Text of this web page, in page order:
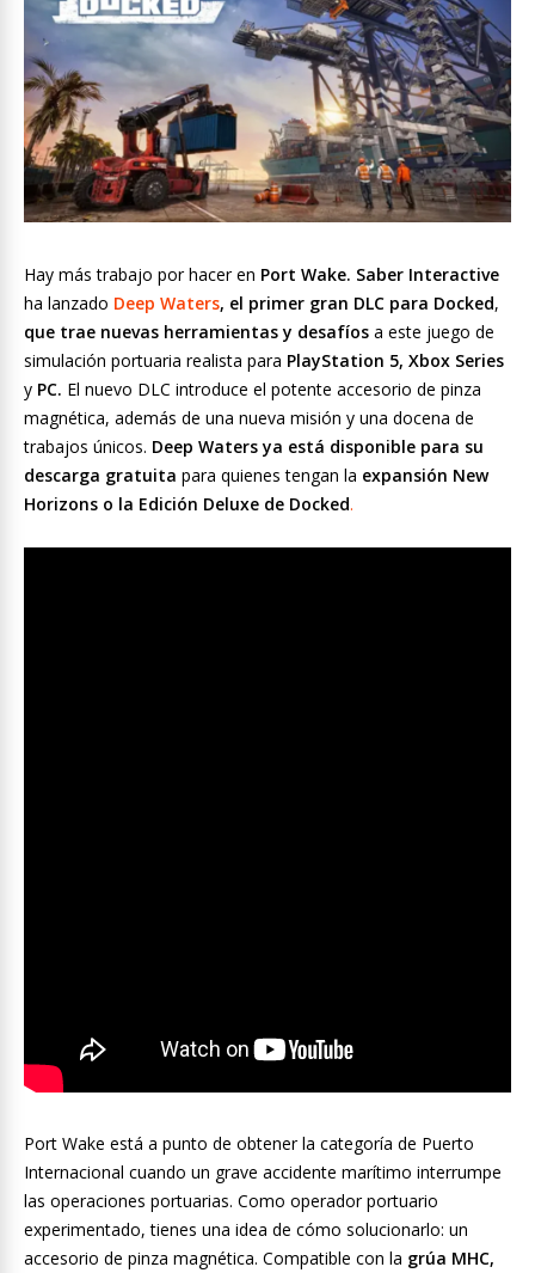
Hay más trabajo por hacer en Port Wake. Saber Interactive
ha lanzado Deep Waters, el primer gran DLC para Docked,
que trae nuevas herramientas y desafíos a este juego de
simulación portuaria realista para PlayStation 5, Xbox Series
y PC. El nuevo DLC introduce el potente accesorio de pinza
magnética, además de una nueva misión y una docena de
trabajos únicos. Deep Waters ya está disponible para su
descarga gratuita para quienes tengan la expansión New
Horizons o la Edición Deluxe de Docked.
Port Wake está a punto de obtener la categoría de Puerto
Internacional cuando un grave accidente marítimo interrumpe
las operaciones portuarias. Como operador portuario
experimentado, tienes una idea de cómo solucionarlo: un
accesorio de pinza magnética. Compatible con la grúa MHC,